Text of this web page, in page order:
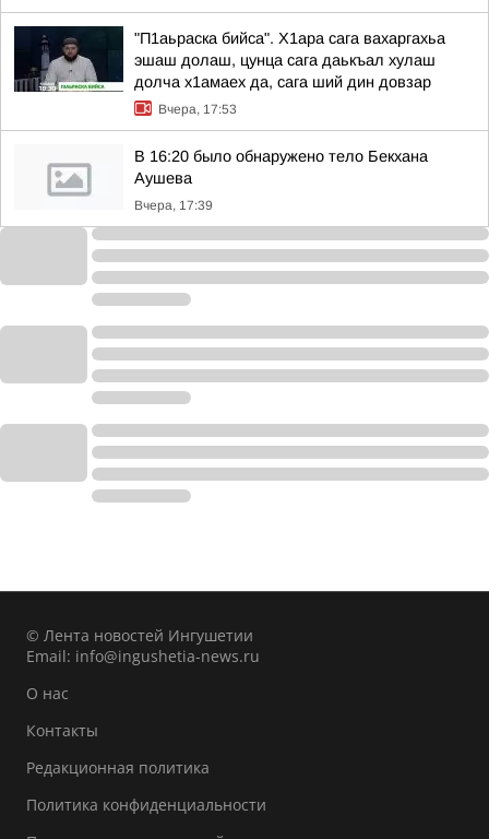
"П1аьраска бийса". Х1ара сага вахаргахьа
эшаш долаш, цунца сага даькъал хулаш
долча х1амаех да, сага ший дин довзар
Вчера, 17:53
В 16:20 было обнаружено тело Бекхана
Аушева
Вчера, 17:39
© Лента новостей Ингушетии
Email: info@ingushetia-news.ru
О нас
Контакты
Редакционная политика
Политика конфиденциальности